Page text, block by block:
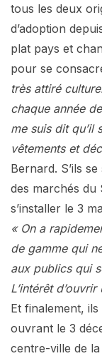
tous les deux
d’adoption
plat pays et
pour se
très attiré
chaque année
me suis dit qu’il
vêtements et
Bernard. S’ils
des marchés du
s’installer le 3
« On a
de gamme qui
aux publics qui
L’intérêt
Et finalement,
ouvrant le 3
centre-ville de